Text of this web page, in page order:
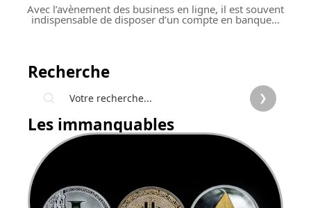
Avec l’avènement des business en ligne, il est souvent
indispensable de disposer d’un compte en banque…
Recherche
Les immanquables